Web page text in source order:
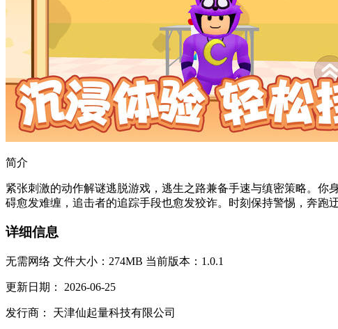
简介
紧张刺激的动作解谜逃脱游戏，逃生之路兼备手速与缜密策略。
碍愈发难缠，追击者的追踪手段也愈发狡诈。时刻保持警惕，奔跑
详细信息
无需网络 文件大小：274MB 当前版本：1.0.1
更新日期： 2026-06-25
发行商： 天津仙起量科技有限公司